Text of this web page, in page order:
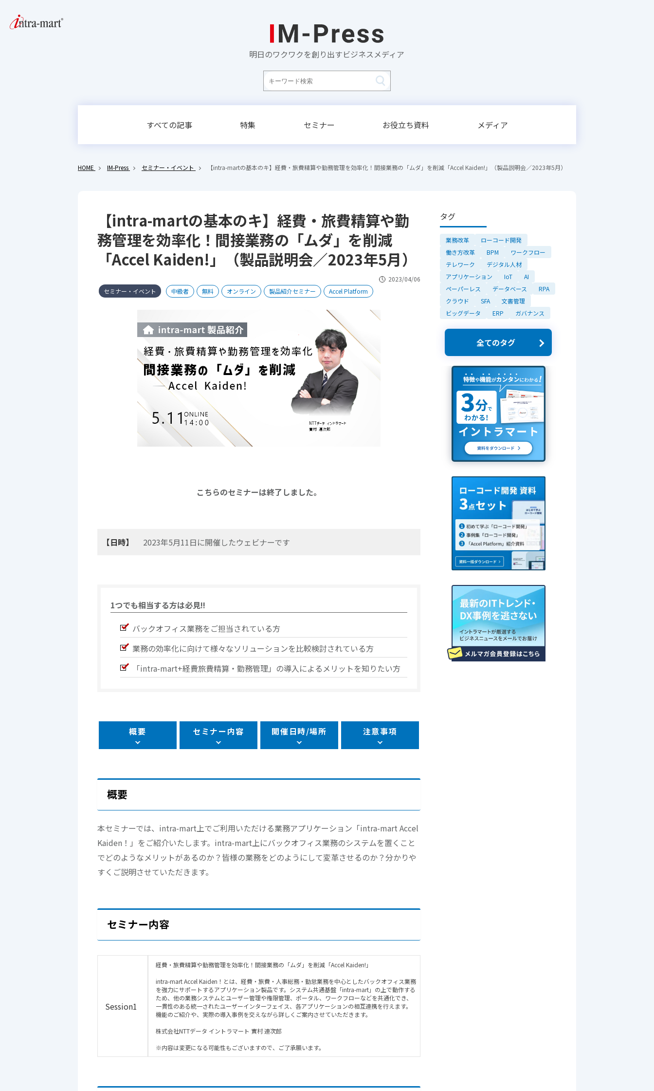
明日のワクワクを創り出すビジネスメディア
すべての記事 特集 セミナー お役立ち資料 メディア
HOME IM-Press セミナー・イベント 【intra-martの基本のキ】経費・旅費精算や勤務管理を効率化！間接業務の「ムダ」を削減「Accel Kaiden!」（製品説明会／2023年5月）
【intra-martの基本のキ】経費・旅費精算や勤
務管理を効率化！間接業務の「ムダ」を削減
「Accel Kaiden!」（製品説明会／2023年5月）
2023/04/06
セミナー・イベント
中級者 無料 オンライン 製品紹介セミナー Accel Platform
こちらのセミナーは終了しました。
【日時】 2023年5月11日に開催したウェビナーです
1つでも相当する方は必見!!
バックオフィス業務をご担当されている方
業務の効率化に向けて様々なソリューションを比較検討されている方
「intra-mart+経費旅費精算・勤務管理」の導入によるメリットを知りたい方
概要 セミナー内容 開催日時/場所 注意事項
概要
本セミナーでは、intra-mart上でご利用いただける業務アプリケーション「intra-mart Accel
Kaiden！」をご紹介いたします。intra-mart上にバックオフィス業務のシステムを置くこと
でどのようなメリットがあるのか？皆様の業務をどのようにして変革させるのか？分かりや
すくご説明させていただきます。
セミナー内容
Session1
経費・旅費精算や勤務管理を効率化！間接業務の「ムダ」を削減「Accel Kaiden!」
intra-mart Accel Kaiden！とは、経費・旅費・人事総務・勤怠業務を中心としたバックオフィス業務
を強力にサポートするアプリケーション製品です。システム共通基盤「intra-mart」の上で動作する
ため、他の業務システムとユーザー管理や権限管理、ポータル、ワークフローなどを共通化でき、
一貫性のある統一されたユーザーインターフェイス、各アプリケーションの相互連携を行えます。
機能のご紹介や、実際の導入事例を交えながら詳しくご案内させていただきます。
株式会社NTTデータ イントラマート 實村 連次郎
※内容は変更になる可能性もございますので、ご了承願います。
タグ
業務改革
ローコード開発
働き方改革
BPM
ワークフロー
テレワーク
デジタル人材
アプリケーション
IoT
AI
ペーパーレス
データベース
RPA
クラウド
SFA
文書管理
ビッグデータ
ERP ガバナンス
全てのタグ